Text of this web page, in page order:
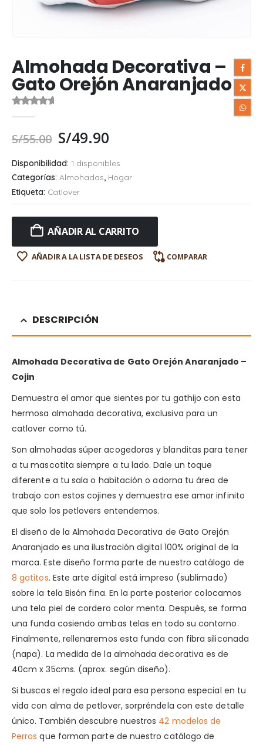
Almohada Decorativa –
Gato Orejón Anaranjado
S/55.00 S/49.90
Disponibilidad: 1 disponibles
Categorías: Almohadas, Hogar
Etiqueta: Catlover
AÑADIR AL CARRITO
AÑADIR A LA LISTA DE DESEOS COMPARAR
DESCRIPCIÓN
Almohada Decorativa de Gato Orejón Anaranjado –
Cojin
Demuestra el amor que sientes por tu gathijo con esta
hermosa almohada decorativa, exclusiva para un
catlover como tú.
Son almohadas súper acogedoras y blanditas para tener
a tu mascotita siempre a tu lado. Dale un toque
diferente a tu sala o habitación o adorna tu área de
trabajo con estos cojines y demuestra ese amor infinito
que solo los petlovers entendemos.
El diseño de la Almohada Decorativa de Gato Orejón
Anaranjado es una ilustración digital 100% original de la
marca. Este diseño forma parte de nuestro catálogo de
8 gatitos. Este arte digital está impreso (sublimado)
sobre la tela Bisón fina. En la parte posterior colocamos
una tela piel de cordero color menta. Después, se forma
una funda cosiendo ambas telas en todo su contorno.
Finalmente, rellenaremos esta funda con fibra siliconada
(napa). La medida de la almohada decorativa es de
40cm x 35cms. (aprox. según diseño).
Si buscas el regalo ideal para esa persona especial en tu
vida con alma de petlover, sorpréndela con este detalle
único. También descubre nuestros 42 modelos de
Perros que forman parte de nuestro catálogo de